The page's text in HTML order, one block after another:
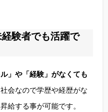
験者でも活躍で
」や「経験」がなくても
会なので学歴や経歴がな
給する事が可能です。